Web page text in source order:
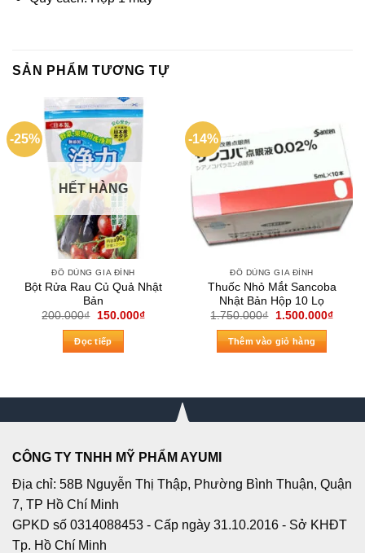
SẢN PHẨM TƯƠNG TỰ
-25%
HẾT HÀNG
ĐỒ DÙNG GIA ĐÌNH
Bột Rửa Rau Củ Quả Nhật
Bản
200.000₫
Giá
là:
200.000₫.
150.000₫Giá
Đọc tiếp
-14%
ĐỒ DÙNG GIA ĐÌNH
Thuốc Nhỏ Mắt Sancoba
Nhật Bản Hộp 10 Lọ
1.750.000₫
Giá
là:
1.750.000₫.
1.500.000₫Giá
Thêm vào giỏ hàng
CÔNG TY TNHH MỸ PHẨM AYUMI
Địa chỉ: 58B Nguyễn Thị Thập, Phường Bình Thuận, Quận
7, TP Hồ Chí Minh
GPKD số 0314088453 - Cấp ngày 31.10.2016 - Sở KHĐT
Tp. Hồ Chí Minh